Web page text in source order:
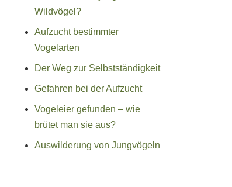
Wildvögel?
Aufzucht bestimmter
Vogelarten
Der Weg zur Selbstständigkeit
Gefahren bei der Aufzucht
Vogeleier gefunden – wie
brütet man sie aus?
Auswilderung von Jungvögeln